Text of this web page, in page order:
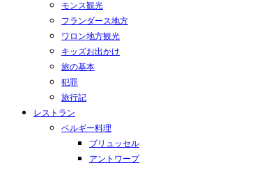
モンス観光
フランダース地方
ワロン地方観光
キッズお出かけ
旅の基本
犯罪
旅行記
レストラン
ベルギー料理
ブリュッセル
アントワープ